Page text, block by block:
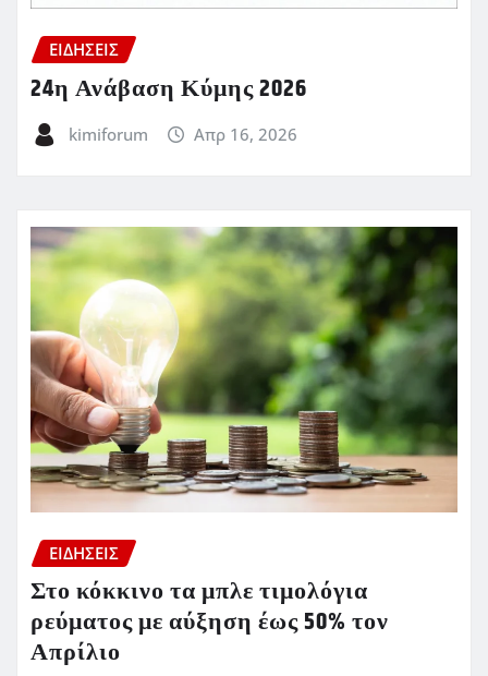
ΕΙΔΗΣΕΙΣ
24η Ανάβαση Κύμης 2026
kimiforum Απρ 16, 2026
ΕΙΔΗΣΕΙΣ
Στο κόκκινο τα μπλε τιμολόγια
ρεύματος με αύξηση έως 50% τον
Απρίλιο